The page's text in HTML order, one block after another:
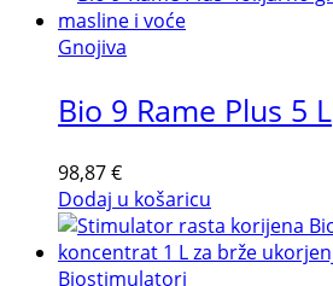
Gnojiva
Bio 9 Rame Plus 5 L
98,87€
Dodaj u košaricu
Biostimulatori